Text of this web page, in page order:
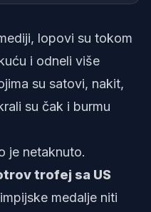
lopovi su tokom
i odneli više
su satovi, nakit,
su čak i burmu
je netaknuto.
trofej sa US
medalje niti